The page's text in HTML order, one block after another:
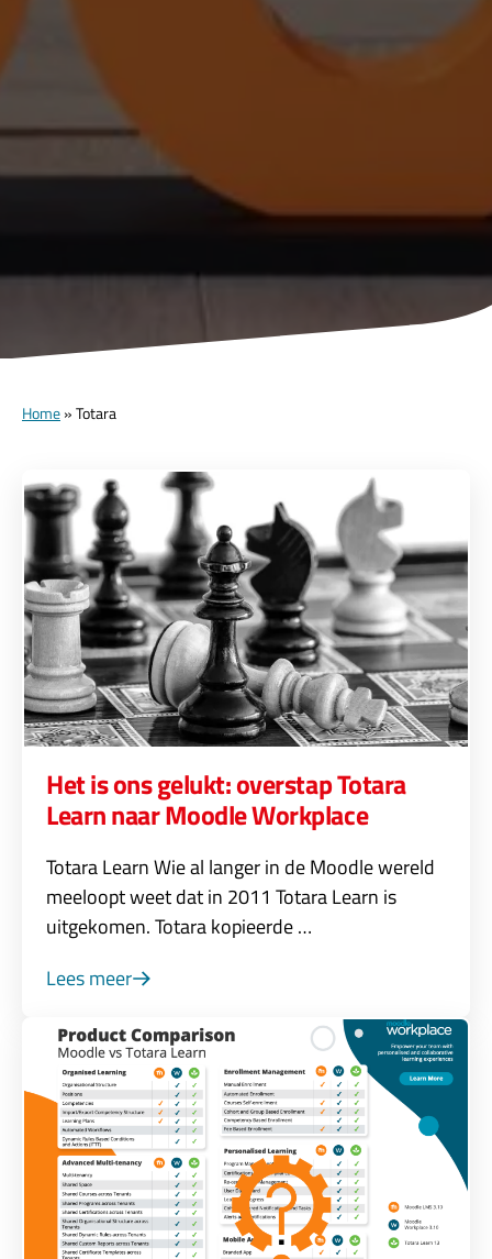
Home»Totara
Het is ons gelukt: overstap Totara
Learn naar Moodle Workplace
Totara Learn Wie al langer in de Moodle wereld
meeloopt weet dat in 2011 Totara Learn is
uitgekomen. Totara kopieerde …
Lees meer